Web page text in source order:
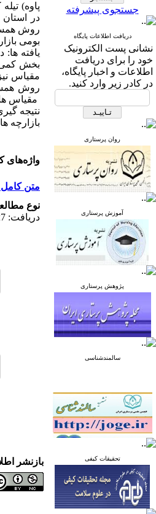
جستجوی پیشرفته
دریافت اطلاعات پایگاه
نشانی پست الکترونیک
خود را برای دریافت
اطلاعات و اخبار پایگاه،
در کادر زیر وارد کنید.
روان پرستاری
آموزش پرستاری
پژوهش پرستاری
سالمندشناسی
تحقیقات کیفی
پاوه)
در
بومی
مقیاس ها 97/0- 91/0 بدست
نتیجه
بازارچه
واژه‌های
متن کامل
نوع
دریافت: 1399/11/27 | پذیرش: 1400/2/3 | انتشار: 1400/3/10
بازنشر